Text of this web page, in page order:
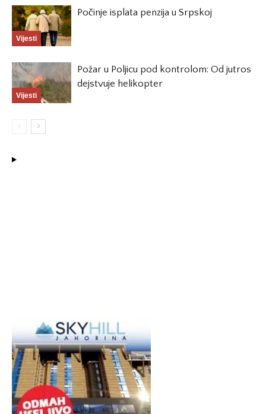
Vijesti
Počinje isplata penzija u Srpskoj
Vijesti
Požar u Poljicu pod kontrolom: Od jutros
dejstvuje helikopter